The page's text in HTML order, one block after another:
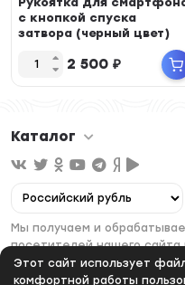
Этот сайт использует
комфортной работы
с кнопкой спуска
затвора (черный цвет)
2 500 ₽
Каталог
Мы получаем и
посетителей нашего сайта
политикой. Если вы не
персональных данных, вам